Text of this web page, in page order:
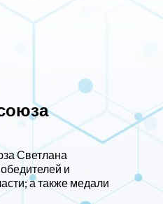
Светлана
и
а также медали